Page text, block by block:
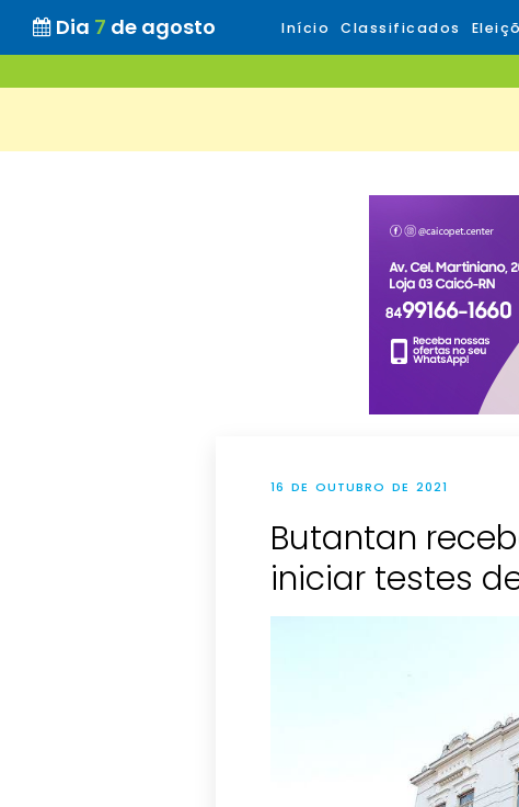
Dia 7 de agosto Início Classificados
16 DE OUTUBRO DE 2021
Butantan
iniciar testes